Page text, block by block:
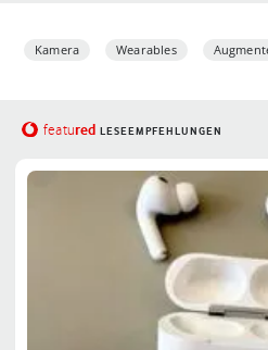
Kamera Wearables
featured LESEEMPFEHLUNGEN